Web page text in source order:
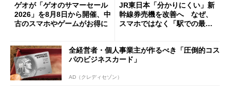
ゲオが「ゲオのサマーセール
2026」を8月8日から開催、中
古のスマホやゲームがお得に
JR東日本「分かりにくい」新
幹線券売機を改善へ なぜ、
スマホではなく「駅での最短
全経営者・個人事業主が作るべき「圧倒的コス
パのビジネスカード」
AD（クレディセゾン）